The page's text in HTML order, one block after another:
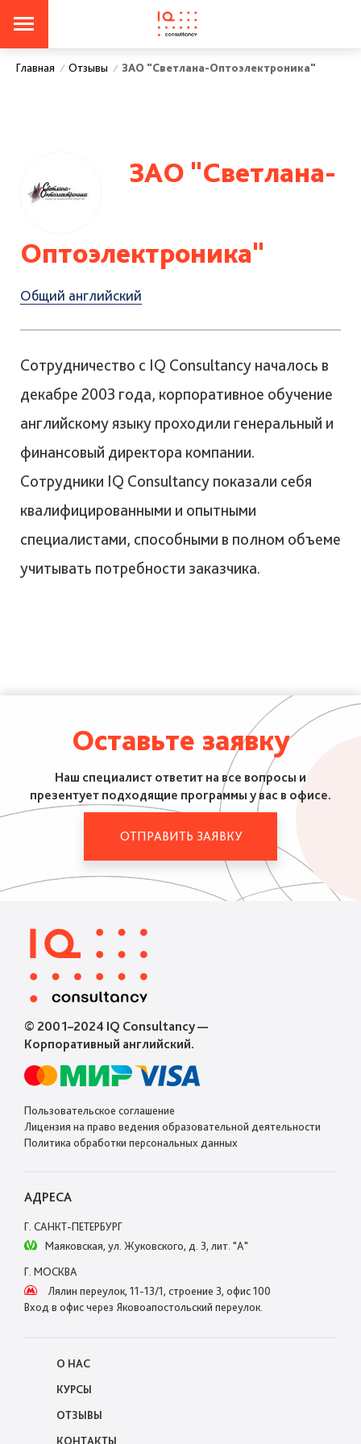
Главная / Отзывы / ЗАО "Cветлана-Оптоэлектроника"
ЗАО "Cветлана-
Оптоэлектроника"
Общий английский
Сотрудничество с IQ Consultancy началось в
декабре 2003 года, корпоративное обучение
английскому языку проходили генеральный и
финансовый директора компании.
Сотрудники IQ Consultancy показали себя
квалифицированными и опытными
специалистами, способными в полном объеме
учитывать потребности заказчика.
Оставьте заявку
Наш специалист ответит на все вопросы и
презентует подходящие программы у вас в офисе.
ОТПРАВИТЬ ЗАЯВКУ
© 2001–2024 IQ Consultancy —
Корпоративный английский.
Пользовательское соглашение
Лицензия на право ведения образовательной деятельности
Политика обработки персональных данных
АДРЕСА
Г. САНКТ-ПЕТЕРБУРГ
Маяковская, ул. Жуковского, д. 3, лит. "А"
Г. МОСКВА
Лялин переулок, 11-13/1, строение 3, офис 100
Вход в офис через Яковоапостольский переулок.
О НАС
КУРСЫ
ОТЗЫВЫ
КОНТАКТЫ